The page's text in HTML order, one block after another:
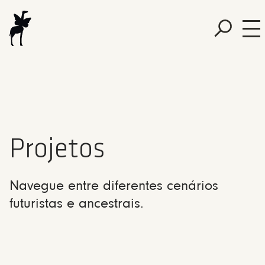
Projetos
Navegue entre diferentes cenários
futuristas e ancestrais.